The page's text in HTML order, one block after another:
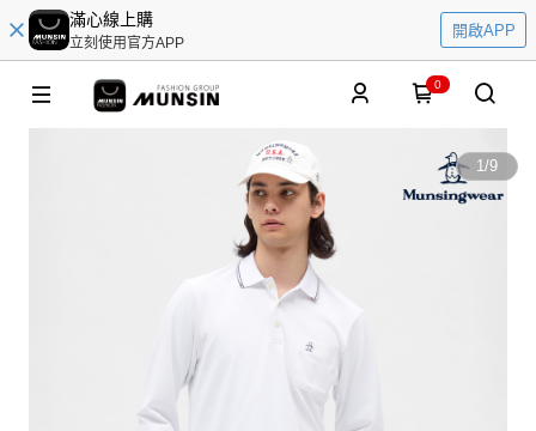
滿心線上購
立刻使用官方APP
開啟APP
0
1/9